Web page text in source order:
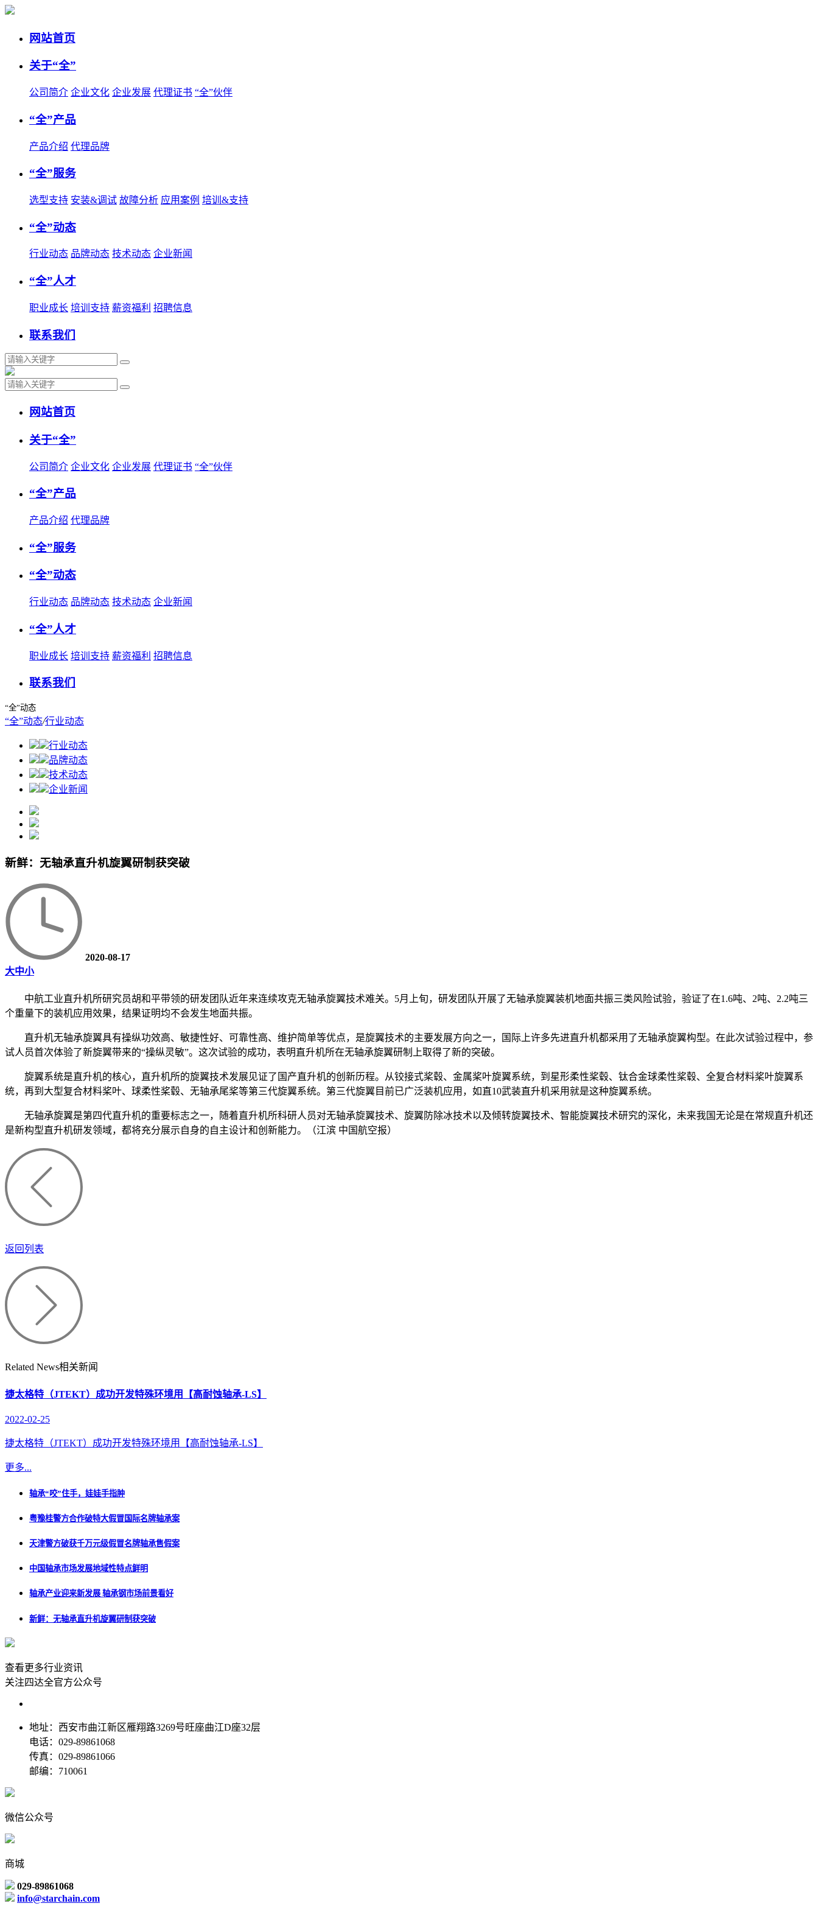
网站首页
关于“全”
公司简介 企业文化 企业发展 代理证书 “全”伙伴
“全”产品
产品介绍 代理品牌
“全”服务
选型支持 安装&调试 故障分析 应用案例 培训&支持
“全”动态
行业动态 品牌动态 技术动态 企业新闻
“全”人才
职业成长 培训支持 薪资福利 招聘信息
联系我们
网站首页
关于“全”
公司简介 企业文化 企业发展 代理证书 “全”伙伴
“全”产品
产品介绍 代理品牌
“全”服务
“全”动态
行业动态 品牌动态 技术动态 企业新闻
“全”人才
职业成长 培训支持 薪资福利 招聘信息
联系我们
“全”动态
“全”动态/行业动态
行业动态
品牌动态
技术动态
企业新闻
新鲜：无轴承直升机旋翼研制获突破
2020-08-17
大中小
中航工业直升机所研究员胡和平带领的研发团队近年来连续攻克无轴承旋翼技术难关。5月上旬，研发团队开展了无轴承旋翼装机地面共振三类风险试验，验证了在1.6吨、2吨、2.2吨三
个重量下的装机应用效果，结果证明均不会发生地面共振。
直升机无轴承旋翼具有操纵功效高、敏捷性好、可靠性高、维护简单等优点，是旋翼技术的主要发展方向之一，国际上许多先进直升机都采用了无轴承旋翼构型。在此次试验过程中，参
试人员首次体验了新旋翼带来的“操纵灵敏”。这次试验的成功，表明直升机所在无轴承旋翼研制上取得了新的突破。
旋翼系统是直升机的核心，直升机所的旋翼技术发展见证了国产直升机的创新历程。从铰接式桨毂、金属桨叶旋翼系统，到星形柔性桨毂、钛合金球柔性桨毂、全复合材料桨叶旋翼系
统，再到大型复合材料桨叶、球柔性桨毂、无轴承尾桨等第三代旋翼系统。第三代旋翼目前已广泛装机应用，如直10武装直升机采用就是这种旋翼系统。
无轴承旋翼是第四代直升机的重要标志之一，随着直升机所科研人员对无轴承旋翼技术、旋翼防除冰技术以及倾转旋翼技术、智能旋翼技术研究的深化，未来我国无论是在常规直升机还
是新构型直升机研发领域，都将充分展示自身的自主设计和创新能力。（江滨 中国航空报）
返回列表
Related News相关新闻
捷太格特（JTEKT）成功开发特殊环境用【高耐蚀轴承-LS】
2022-02-25
捷太格特（JTEKT）成功开发特殊环境用【高耐蚀轴承-LS】
更多...
轴承“咬”住手，娃娃手指肿
粤豫桂警方合作破特大假冒国际名牌轴承案
天津警方破获千万元级假冒名牌轴承售假案
中国轴承市场发展地域性特点鲜明
轴承产业迎来新发展 轴承钢市场前景看好
新鲜：无轴承直升机旋翼研制获突破
查看更多行业资讯
关注四达全官方公众号
地址：西安市曲江新区雁翔路3269号旺座曲江D座32层
电话：029-89861068
传真：029-89861066
邮编：710061
微信公众号
商城
029-89861068
info@starchain.com